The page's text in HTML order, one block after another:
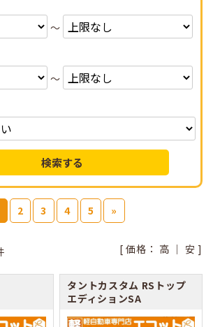
～
～
2 3 4 5 »
[ 価格： 高 ｜ 安 ]
タントカスタム RSトップ
エディションSA